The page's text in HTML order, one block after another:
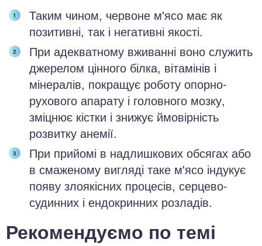
Таким чином, червоне м'ясо має як
позитивні, так і негативні якості.
При адекватному вживанні воно служить
джерелом цінного білка, вітамінів і
мінералів, покращує роботу опорно-
рухового апарату і головного мозку,
зміцнює кістки і знижує ймовірність
розвитку анемії.
При прийомі в надлишкових обсягах або
в смаженому вигляді таке м'ясо індукує
появу злоякісних процесів, серцево-
судинних і ендокринних розладів.
Рекомендуємо по темі